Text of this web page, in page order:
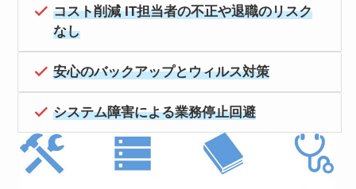
コスト削減 IT担当者の不正や退職のリスク
なし
安心のバックアップとウィルス対策
システム障害による業務停止回避